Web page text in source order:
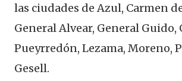
las ciudades de Azul, Carmen
General Alvear, General Guido,
Pueyrredón, Lezama, Moreno,
Gesell.